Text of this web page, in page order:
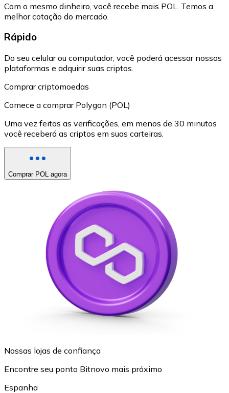
Com o mesmo dinheiro, você recebe mais POL. Temos a
melhor cotação do mercado.
Rápido
Do seu celular ou computador, você poderá acessar nossas
plataformas e adquirir suas criptos.
Comprar criptomoedas
Comece a comprar Polygon (POL)
Uma vez feitas as verificações, em menos de 30 minutos
você receberá as criptos em suas carteiras.
Comprar POL agora
Nossas lojas de confiança
Encontre seu ponto Bitnovo mais próximo
Espanha